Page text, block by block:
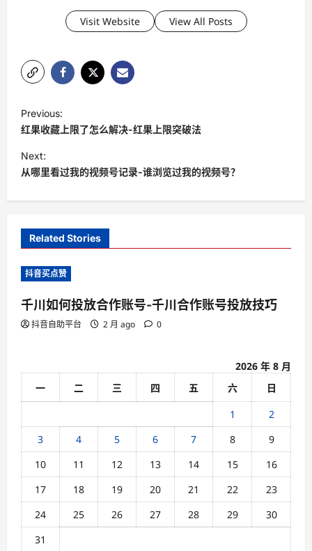
Visit Website View All Posts
P
o
s
t
g
a
t
Previous:
红果收藏上限了怎么解决-红果上限突破法
Next:
从哪里看过我的视频号记录-谁浏览过我的视频号？
Related Stories
抖音买点赞
千川如何投放合作账号-千川合作账号投放技巧
抖音自助平台 2 月 ago 0
2026 年 8 月
一
二 三 四 五 六
日
1
2
3
4 5 6 7 8
9
10
11 12 13 14 15
16
17
18 19 20 21 22
23
24
25 26 27 28 29
30
31